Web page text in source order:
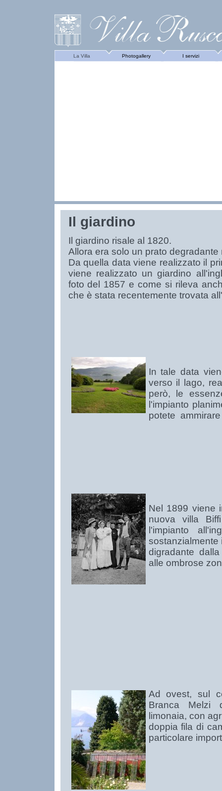
La Villa Photogallery I servizi
Il giardino
Il giardino risale al 1820.
Allora era solo un prato
Da quella data viene realizzato il
viene realizzato un giardino
foto del 1857 e come si rileva
che è stata recentemente trovata
In tale data
verso il lago,
però, le
l'impianto
potete ammirare
Nel 1899 viene
nuova villa
l'impianto
sostanzialmente
digradante
alle ombrose
Ad ovest, sul
Branca Melzi
limonaia, con
doppia fila di
particolare